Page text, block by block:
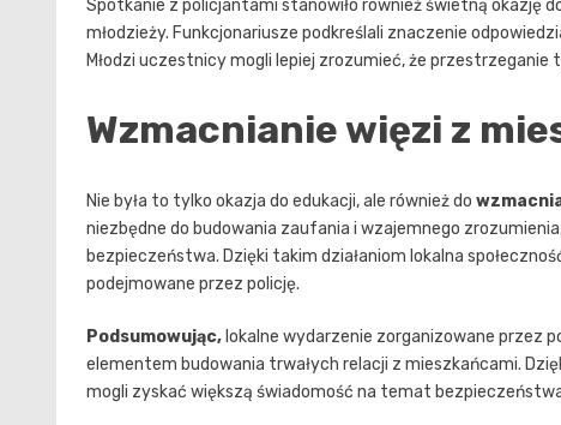
Spotkanie z policjantami stanowiło również świetną okazję
młodzieży. Funkcjonariusze podkreślali znaczenie
Młodzi uczestnicy mogli lepiej zrozumieć, że
Wzmacnianie więzi z
Nie była to tylko okazja do edukacji, ale również do
niezbędne do budowania zaufania i wzajemnego
bezpieczeństwa. Dzięki takim działaniom lokalna
podejmowane przez policję.
Podsumowując, lokalne wydarzenie zorganizowane przez
elementem budowania trwałych relacji z mieszkańcami.
mogli zyskać większą świadomość na temat